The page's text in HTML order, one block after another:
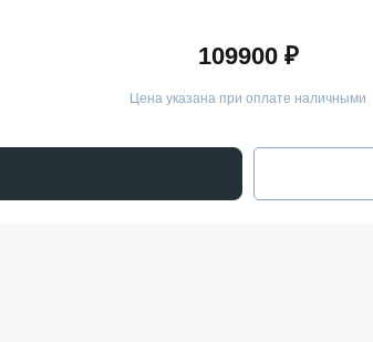
109900 ₽
Цена указана при оплате наличными